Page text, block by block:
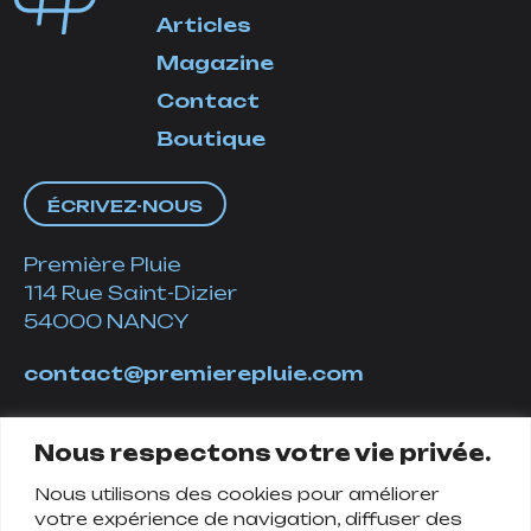
Nous respectons votre vie privée.
Nous utilisons des cookies pour améliorer
votre expérience de navigation, diffuser des
Articles
Magazine
Contact
Boutique
ÉCRIVEZ-NOUS
Première Pluie
114 Rue Saint-Dizier
54000 NANCY
contact@premierepluie.com
Suivez-nous